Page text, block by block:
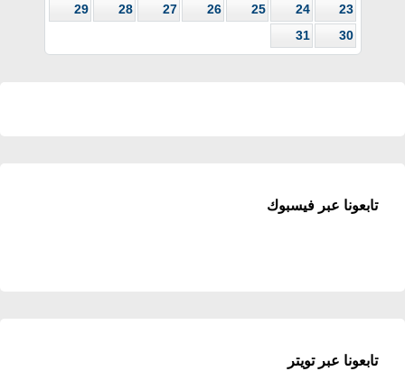
23
24
25
26
27
28
29
30
31
تابعونا عبر فيسبوك
تابعونا عبر تويتر